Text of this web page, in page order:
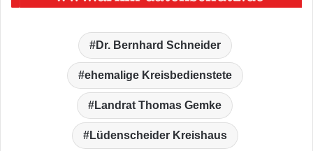
Dr. Bernhard Schneider
ehemalige Kreisbedienstete
Landrat Thomas Gemke
Lüdenscheider Kreishaus